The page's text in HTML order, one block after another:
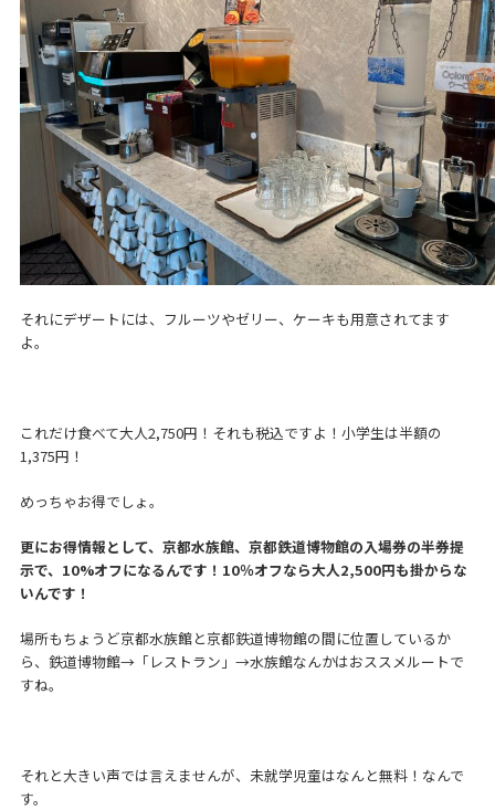
それにデザートには、フルーツやゼリー、ケーキも用意されてます
よ。
これだけ食べて大人2,750円！それも税込ですよ！小学生は半額の
1,375円！
めっちゃお得でしょ。
更にお得情報として、京都水族館、京都鉄道博物館の入場券の半券提
示で、10%オフになるんです！10％オフなら大人2,500円も掛からな
いんです！
場所もちょうど京都水族館と京都鉄道博物館の間に位置しているか
ら、鉄道博物館→「レストラン」→水族館なんかはおススメルートで
すね。
それと大きい声では言えませんが、未就学児童はなんと無料！なんで
す。